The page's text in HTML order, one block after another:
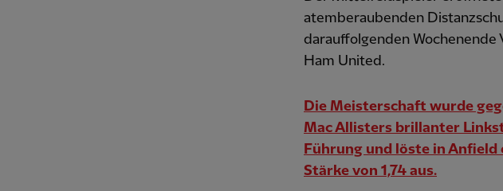
atemberaubenden
darauffolgenden Wochenende
Ham United.
Die Meisterschaft wurde
Mac Allisters brillanter
Führung und löste in
Stärke von 1,74 aus.